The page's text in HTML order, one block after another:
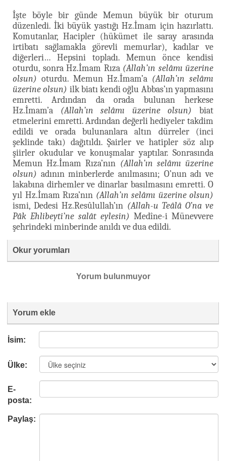
İşte böyle bir günde Memun büyük bir oturum
düzenledi. İki büyük yastığı Hz.İmam için hazırlattı.
Komutanlar, Hacipler (hükümet ile saray arasında
irtibatı sağlamakla görevli memurlar), kadılar ve
diğerleri… Hepsini topladı. Memun önce kendisi
oturdu, sonra Hz.İmam Rıza (Allah’ın selâmı üzerine
olsun) oturdu. Memun Hz.İmam’a (Allah’ın selâmı
üzerine olsun) ilk biatı kendi oğlu Abbas’ın yapmasını
emretti. Ardından da orada bulunan herkese
Hz.İmam’a (Allah’ın selâmı üzerine olsun) biat
etmelerini emretti. Ardından değerli hediyeler takdim
edildi ve orada bulunanlara altın dürreler (inci
şeklinde takı) dağıtıldı. Şairler ve hatipler söz alıp
şiirler okudular ve konuşmalar yaptılar. Sonrasında
Memun Hz.İmam Rıza’nın (Allah’ın selâmı üzerine
olsun) adının minberlerde anılmasını; O’nun adı ve
lakabına dirhemler ve dinarlar basılmasını emretti. O
yıl Hz.İmam Rıza’nın (Allah’ın selâmı üzerine olsun)
ismi, Dedesi Hz.Resûlullah’ın (Allah-u Teâlâ O’na ve
Pâk Ehlibeyti’ne salât eylesin) Medîne-i Münevvere
şehrindeki minberinde anıldı ve dua edildi.
Okur yorumları
Yorum bulunmuyor
Yorum ekle
İsim:
Ülke:
E-
posta:
Paylaş: